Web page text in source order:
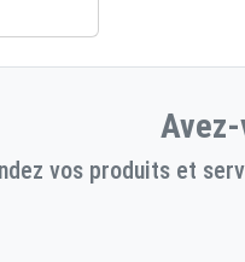
vos produits et